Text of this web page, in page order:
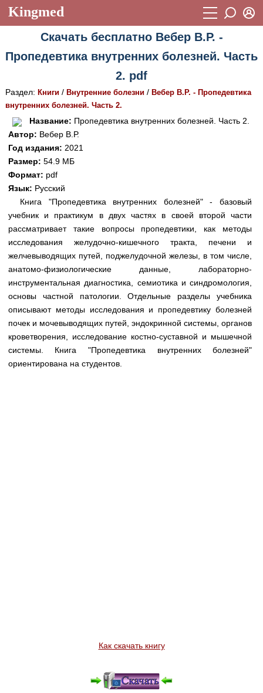
Kingmed
Учебный материал
Видеогалерея 899
Истории болезней 1268
Лекции и презентации
Аккредитационные тесты
Методические рекомендации
Научно-популярное
Статьи
Новости (244)
Медицинская стандартизация
Нормативы экстренной и неотложной помощи
Нормы лабораторных и инструментальных
исследований
Обратная связь
FAQ
Восстановить пароль
Регистрация
Скачать бесплатно Вебер В.Р. -
Пропедевтика внутренних болезней. Часть
2. pdf
Раздел: Книги/ Внутренние болезни/ Вебер В.Р. - Пропедевтика
внутренних болезней. Часть 2.
Название: Пропедевтика внутренних болезней. Часть 2.
Автор: Вебер В.Р.
Год издания: 2021
Размер: 54.9 МБ
Формат: pdf
Язык: Русский
Книга "Пропедевтика внутренних болезней" - базовый
учебник и практикум в двух частях в своей второй части
рассматривает такие вопросы пропедевтики, как методы
исследования желудочно-кишечного тракта, печени и
желчевыводящих путей, поджелудочной железы, в том числе,
анатомо-физиологические данные, лабораторно-
инструментальная диагностика, семиотика и синдромология,
основы частной патологии. Отдельные разделы учебника
описывают методы исследования и пропедевтику болезней
почек и мочевыводящих путей, эндокринной системы, органов
кроветворения, исследование костно-суставной и мышечной
системы. Книга "Пропедевтика внутренних болезней"
ориентирована на студентов.
Как скачать книгу